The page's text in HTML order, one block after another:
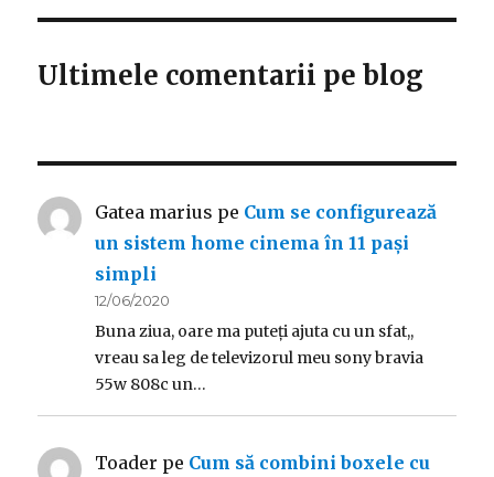
Ultimele comentarii pe blog
Gatea marius pe Cum se configurează
un sistem home cinema în 11 pași
simpli
12/06/2020
Buna ziua, oare ma puteți ajuta cu un sfat,,
vreau sa leg de televizorul meu sony bravia
55w 808c un…
Toader pe Cum să combini boxele cu